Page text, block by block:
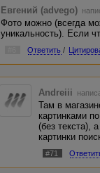
Евгений (advego)
Фото можно (всегда
уникальность). Если
Ответить /
Andreiii
Там в
картинками
(без текста),
картинки
#71